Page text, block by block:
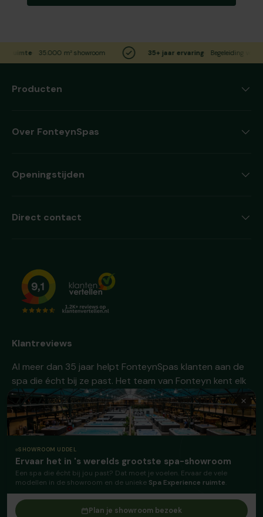
m² showroom 35+ jaar ervaring Begeleiding voor elk product
Producten
Over FonteynSpas
Openingstijden
Direct contact
Klantreviews
Al meer dan 35 jaar helpt FonteynSpas klanten aan de
spa die écht bij ze past. Het team van Fonteyn kent elk
model door en door en denkt graag met je mee over de
beste keuze bij jouw situatie. Die persoonlijke aanpak én
's werelds allergrootste keuze maakt het verschil - en
daar komen de klanten van Fonteyn al jaren voor terug.
FacebookInstagram
TikTok
Geaccepteerde betaalmethoden
SHOWROOM UDDEL
Ervaar het in 's werelds grootste spa-showroom
Een spa die écht bij jou past? Dat moet je voelen. Ervaar de vele
modellen in de showroom en de unieke Spa Experience ruimte
Plan je showroom bezoek